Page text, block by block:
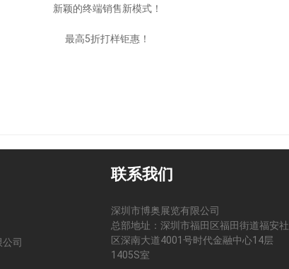
新颖的终端销售新模式！
最高5折打样钜惠！
司
联系我们
深圳市博奥展览有限公司
总部地址：深圳市福田区福田街道福安社
区深南大道4001号时代金融中心14层
1405S室